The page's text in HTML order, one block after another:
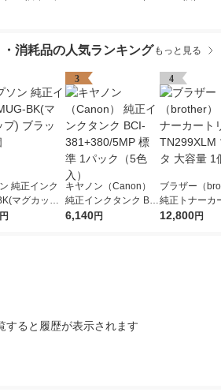
消耗品の人気ランキング もっと見る
純正インク
マグカップ)
1個
円
3
キヤノン（Canon）
純正インクタンク BCI
-381+380/5MP 標準 1
6,140円
4
ブラザー（
純正トナーカ
ジ
12,800円
すると履歴が表示されます